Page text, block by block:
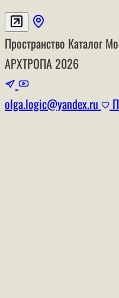
Пространство Каталог
АРХТРОПА 2026
olga.logic@yandex.ru